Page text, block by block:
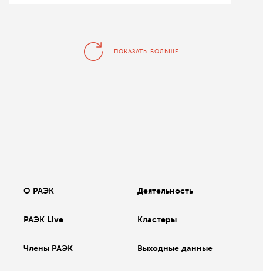
ПОКАЗАТЬ БОЛЬШЕ
О РАЭК Деятельность
РАЭК Live Кластеры
Члены РАЭК Выходные данные